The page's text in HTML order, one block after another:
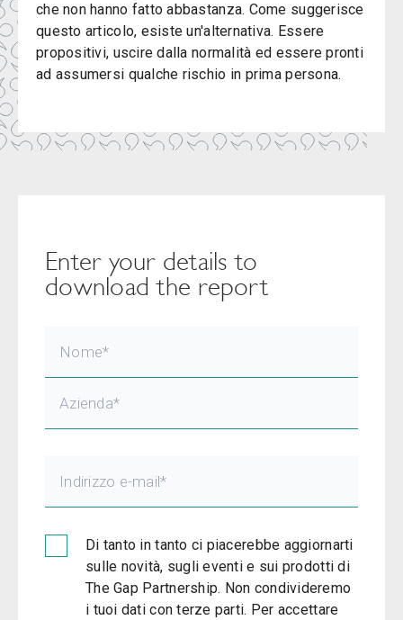
che non hanno fatto abbastanza. Come suggerisce
questo articolo, esiste un'alternativa. Essere
propositivi, uscire dalla normalità ed essere pronti
ad assumersi qualche rischio in prima persona.
Enter your details to
download the report
Di tanto in tanto ci piacerebbe aggiornarti
sulle novità, sugli eventi e sui prodotti di
The Gap Partnership. Non condivideremo
i tuoi dati con terze parti. Per accettare